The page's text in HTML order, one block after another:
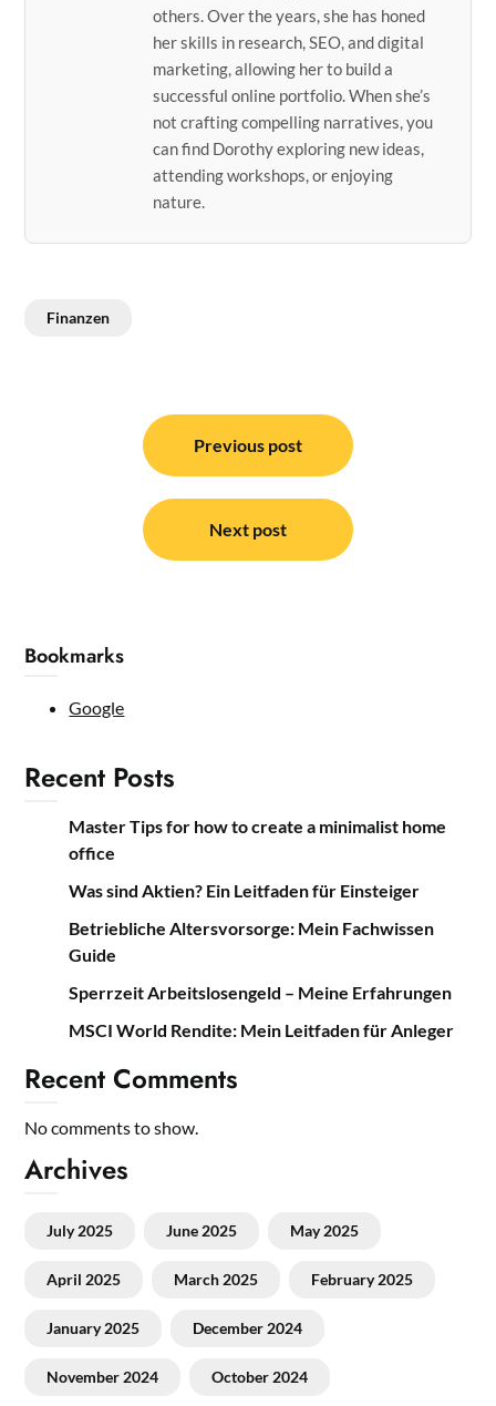
others. Over the years, she has honed
her skills in research, SEO, and digital
marketing, allowing her to build a
successful online portfolio. When she’s
not crafting compelling narratives, you
can find Dorothy exploring new ideas,
attending workshops, or enjoying
nature.
Finanzen
navigation
Previous post
Next post
Bookmarks
Google
Recent Posts
Master Tips for how to create a minimalist home
office
Was sind Aktien? Ein Leitfaden für Einsteiger
Betriebliche Altersvorsorge: Mein Fachwissen
Guide
Sperrzeit Arbeitslosengeld – Meine Erfahrungen
MSCI World Rendite: Mein Leitfaden für Anleger
Recent Comments
No comments to show.
Archives
July 2025 June 2025 May 2025
April 2025 March 2025 February 2025
January 2025 December 2024
November 2024 October 2024